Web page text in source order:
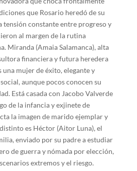
que Rosario heredó de su
tensión constante entre progreso y
al margen de la rutina
Miranda (Amaia Salamanca), alta
financiera y futura heredera
una mujer de éxito, elegante y
aunque pocos conocen su
Está casada con Jacobo Valverde
de la infancia y exjinete de
la imagen de marido ejemplar y
es Héctor (Aitor Luna), el
enviado por su padre a estudiar
de guerra y nómada por elección,
extremos y el riesgo.